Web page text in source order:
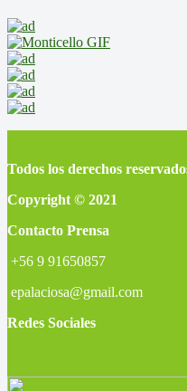
Todos los derechos
Copyright © 2021
Contacto Prensa
+56 9 91650857
epalaciosa@gmail.com
Redes Sociales